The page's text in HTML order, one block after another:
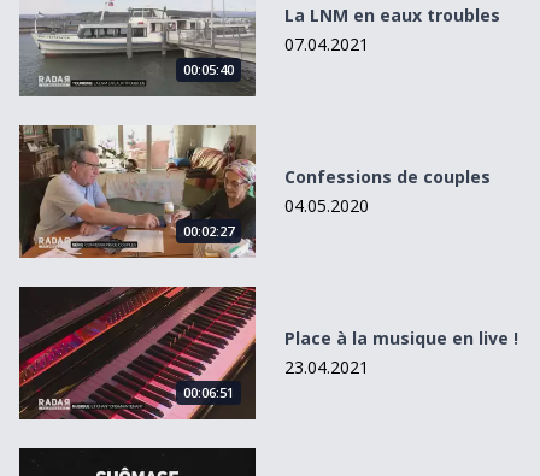
00:05:40
La LNM en eaux troubles
07.04.2021
Confessions de couples
00:02:27
Confessions de couples
04.05.2020
Place à la musique en live !
00:06:51
Place à la musique en live !
23.04.2021
Le chômage augmente